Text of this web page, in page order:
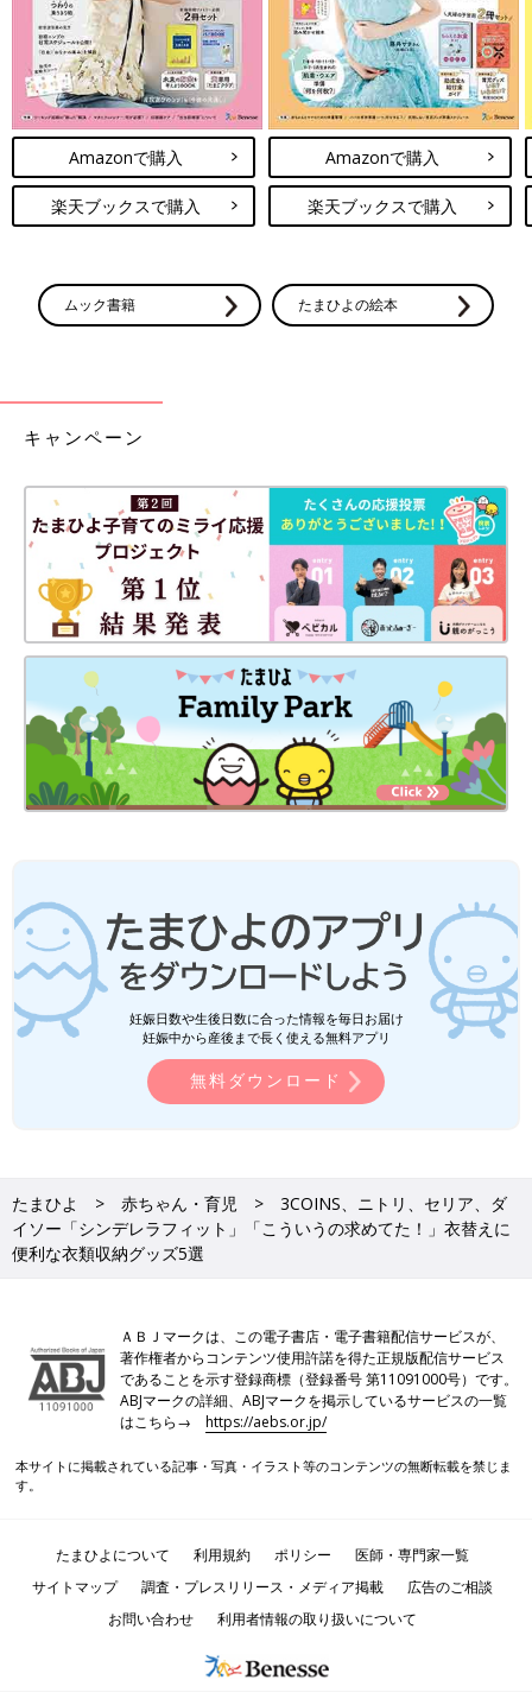
Amazonで購入
楽天ブックスで購入
Amazonで購入
楽天ブックスで購入
ムック書籍 たまひよの絵本
キャンペーン
妊娠日数や生後日数に合った情報を毎日お届け
妊娠中から産後まで長く使える無料アプリ
無料ダウンロード
たまひよ 赤ちゃん・育児
3COINS、ニトリ、セリア、ダ
イソー「シンデレラフィット」「こういうの求めてた！」衣替えに
便利な衣類収納グッズ5選
ＡＢＪマークは、この電子書店・電子書籍配信サービスが、
著作権者からコンテンツ使用許諾を得た正規版配信サービス
であることを示す登録商標（登録番号 第11091000号）です。
ABJマークの詳細、ABJマークを掲示しているサービスの一覧
はこちら→https://aebs.or.jp/
本サイトに掲載されている記事・写真・イラスト等のコンテンツの無断転載を禁じま
す。
たまひよについて 利用規約 ポリシー
医師・専門家一覧
サイトマップ
調査・プレスリリース・メディア掲載
広告のご相談
お問い合わせ
利用者情報の取り扱いについて